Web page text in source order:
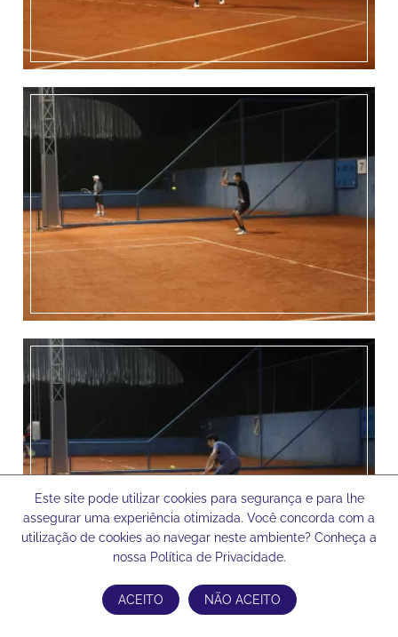
Este site pode utilizar cookies para segurança e para lhe
assegurar uma experiência otimizada. Você concorda com a
utilização de cookies ao navegar neste ambiente? Conheça a
nossa Política de Privacidade.
ACEITO NÃO ACEITO